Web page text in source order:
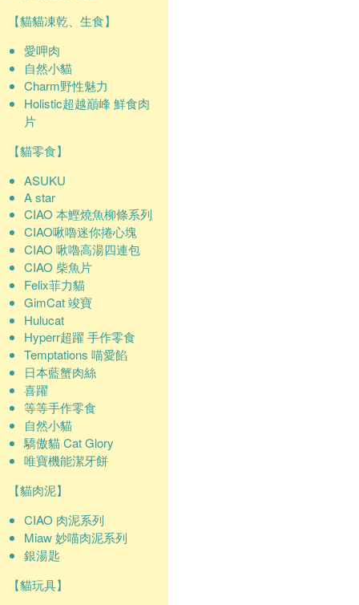
【貓貓凍乾、生食】
愛呷肉
自然小貓
Charm野性魅力
Holistic超越巔峰 鮮食肉
片
【貓零食】
ASUKU
A star
CIAO 本鰹燒魚柳條系列
CIAO啾嚕迷你捲心塊
CIAO 啾嚕高湯四連包
CIAO 柴魚片
Felix菲力貓
GimCat 竣寶
Hulucat
Hyperr超躍 手作零食
Temptations 喵愛餡
日本藍蟹肉絲
喜躍
等等手作零食
自然小貓
驕傲貓 Cat Glory
唯寶機能潔牙餅
【貓肉泥】
CIAO 肉泥系列
Miaw 妙喵肉泥系列
銀湯匙
【貓玩具】